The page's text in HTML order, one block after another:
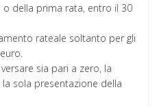
, o della prima rata, entro il 30
rateale soltanto per gli
sia pari a zero, la
sola presentazione della